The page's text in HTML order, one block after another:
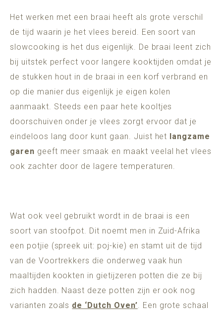
Het werken met een braai heeft als grote verschil
de tijd waarin je het vlees bereid. Een soort van
slowcooking is het dus eigenlijk. De braai leent zich
bij uitstek perfect voor langere kooktijden omdat je
de stukken hout in de braai in een korf verbrand en
op die manier dus eigenlijk je eigen kolen
aanmaakt. Steeds een paar hete kooltjes
doorschuiven onder je vlees zorgt ervoor dat je
eindeloos lang door kunt gaan. Juist het langzame
garen geeft meer smaak en maakt veelal het vlees
ook zachter door de lagere temperaturen.
Wat ook veel gebruikt wordt in de braai is een
soort van stoofpot. Dit noemt men in Zuid-Afrika
een potjie (spreek uit: poj-kie) en stamt uit de tijd
van de Voortrekkers die onderweg vaak hun
maaltijden kookten in gietijzeren potten die ze bij
zich hadden. Naast deze potten zijn er ook nog
varianten zoals de ‘Dutch Oven’. Een grote schaal